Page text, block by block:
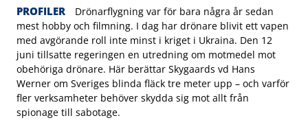
PROFILER
Drönarflygning var för bara några år sedan
mest hobby och filmning. I dag har drönare blivit ett vapen
med avgörande roll inte minst i kriget i Ukraina. Den 12
juni tillsatte regeringen en utredning om motmedel mot
obehöriga drönare. Här berättar Skygaards vd Hans
Werner om Sveriges blinda fläck tre meter upp – och varför
fler verksamheter behöver skydda sig mot allt från
spionage till sabotage.